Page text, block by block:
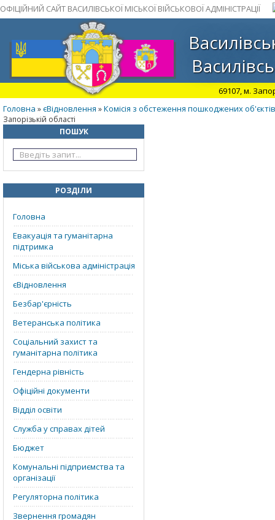
ОФІЦІЙНИЙ САЙТ ВАСИЛІВСЬКОЇ МІСЬКОЇ ВІЙСЬКОВОЇ АДМІНІСТРАЦІЇ
69107, м.
Головна »єВідновлення »Комісія з обстеження пошкоджених об'єктів
Запорізькій області
ПОШУК
РОЗДІЛИ
Головна
Евакуація та гуманітарна
підтримка
Міська військова адміністрація
єВідновлення
Безбар'єрність
Ветеранська політика
Соціальний захист та
гуманітарна політика
Гендерна рівність
Офіційні документи
Відділ освіти
Служба у справах дітей
Бюджет
Комунальні підприємства та
організації
Регуляторна політика
Звернення громадян